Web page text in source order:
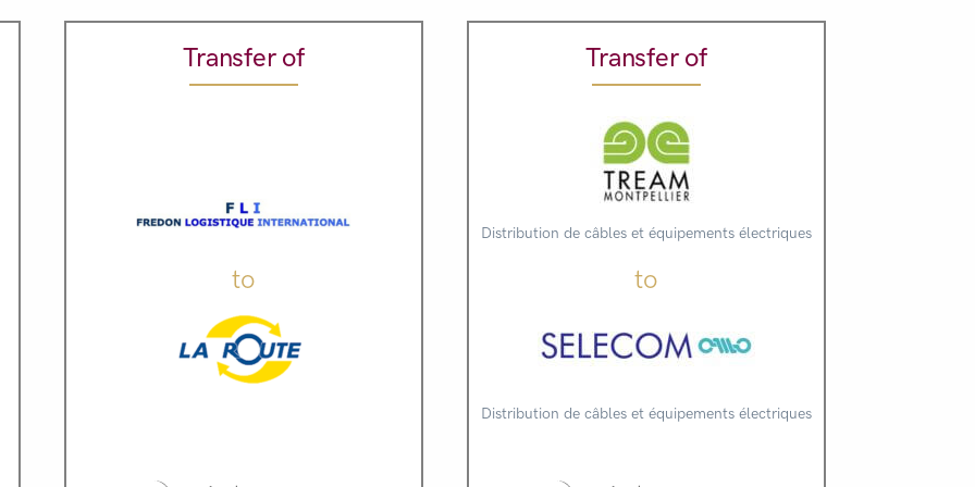
Transfer of
to
Transfer of
Distribution de câbles et équipements électriques
to
Distribution de câbles et équipements électriques